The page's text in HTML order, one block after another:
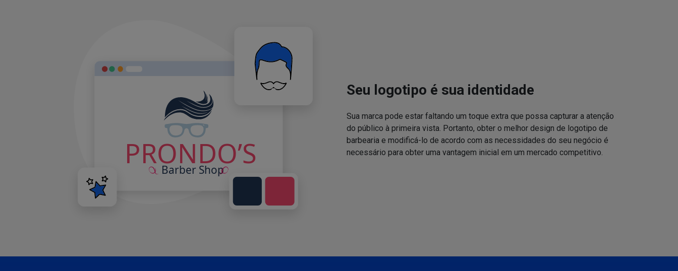
Seu logotipo é sua identidade
Sua marca pode estar faltando um toque extra que possa capturar a atenção
do público à primeira vista. Portanto, obter o melhor design de logotipo de
barbearia e modificá-lo de acordo com as necessidades do seu negócio é
necessário para obter uma vantagem inicial em um mercado competitivo.